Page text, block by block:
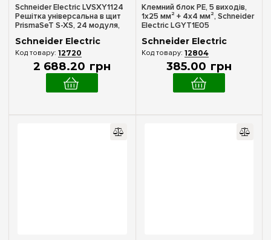
Schneider Electric LVSXY1124
Решітка універсальна в щит
PrismaSeT S-XS, 24 модуля,
висота 2 ряди
Schneider Electric
12720
2 688.20 грн
Клемний блок PE, 5 виходів,
1x25 мм² + 4x4 мм², Schneider
Electric LGYT1E05
Schneider Electric
12804
385.00 грн